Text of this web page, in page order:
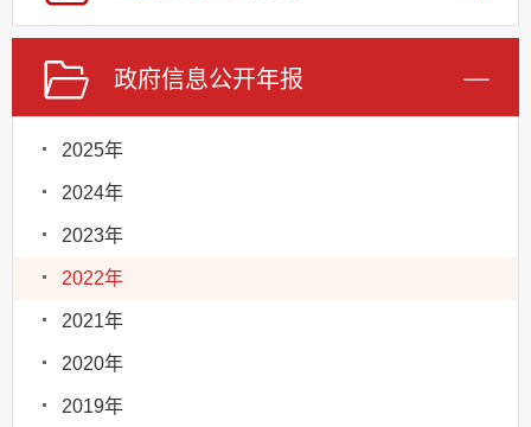
政府信息公开年报
2025年
2024年
2023年
2022年
2021年
2020年
2019年